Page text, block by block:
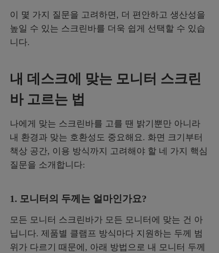
이 몇 가지 질문을 고려하면, 더 편안하고 생산성을
높일 수 있는 스크린바를 더욱 쉽게 선택할 수 있습
니다.
내 데스크에 맞는 모니터 스크린
바 고르는 법
나에게 맞는 스크린바를 고를 땐 밝기뿐만 아니라
내 환경과 맞는 호환성도 중요해요. 화면 크기부터
책상 공간, 이용 방식까지 고려해야 할 네 가지 핵심
질문을 소개합니다:
1. 모니터의 두께는 얼마인가요?
모든 모니터 스크린바가 모든 모니터에 맞는 건 아
닙니다. 제품별 클램프 방식마다 지원하는 두께 범
위가 다르기 때문에, 아래 방법으로 내 모니터 두께